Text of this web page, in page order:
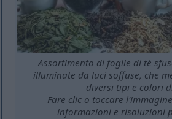
Assortimento di foglie di tè
illuminate da luci soffuse, che
diversi tipi e colori
Fare clic o toccare
informazioni e risoluzioni